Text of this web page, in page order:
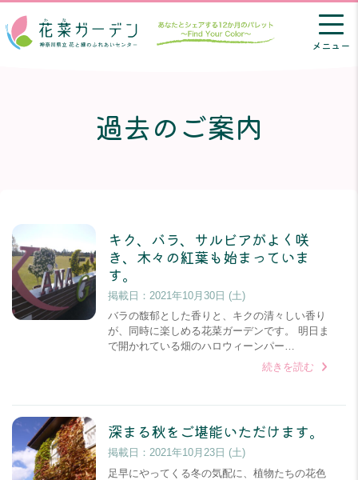
メニュー
過去のご案内
キク、バラ、サルビアがよく咲
き、木々の紅葉も始まっていま
す。
掲載日：2021年10月30日 (土)
バラの馥郁とした香りと、キクの清々しい香り
が、同時に楽しめる花菜ガーデンです。 明日ま
で開かれている畑のハロウィーンパー…
続きを読む
深まる秋をご堪能いただけます。
掲載日：2021年10月23日 (土)
足早にやってくる冬の気配に、植物たちの花色